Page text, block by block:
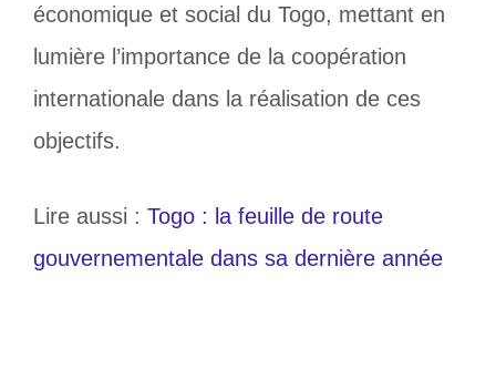
économique et social du Togo, mettant en
lumière l’importance de la coopération
internationale dans la réalisation de ces
objectifs.
Lire aussi : Togo : la feuille de route
gouvernementale dans sa dernière année